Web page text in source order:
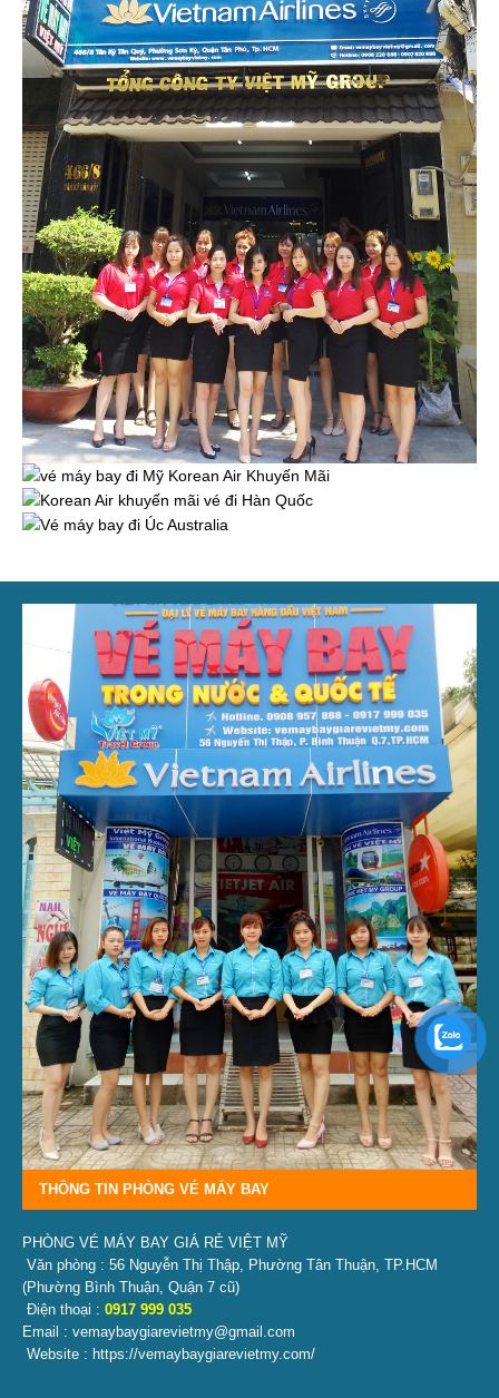
THÔNG TIN PHÒNG VÉ MÁY BAY
PHÒNG VÉ MÁY BAY GIÁ RẺ VIỆT MỸ
Văn phòng : 56 Nguyễn Thị Thập, Phường Tân Thuận, TP.HCM
(Phường Bình Thuận, Quận 7 cũ)
Điện thoại : 0917 999 035
Email : vemaybaygiarevietmy@gmail.com
Website : https://vemaybaygiarevietmy.com/